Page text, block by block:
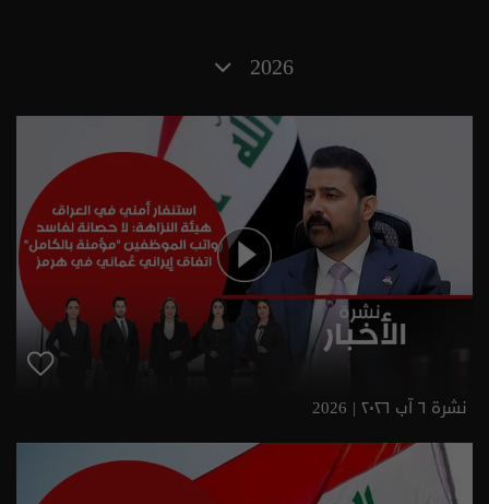
2026
نشرة ٦ آب ٢٠٢٦ | 2026